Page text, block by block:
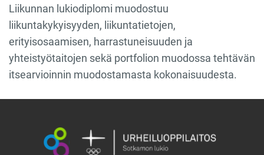
Liikunnan lukiodiplomi muodostuu
liikuntakykyisyyden, liikuntatietojen,
erityisosaamisen, harrastuneisuuden ja
yhteistyötaitojen sekä portfolion muodossa tehtävän
itsearvioinnin muodostamasta kokonaisuudesta.